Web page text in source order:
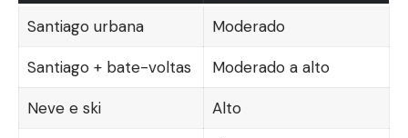
Santiago urbana Moderado
Santiago + bate-voltas Moderado a alto
Neve e ski Alto